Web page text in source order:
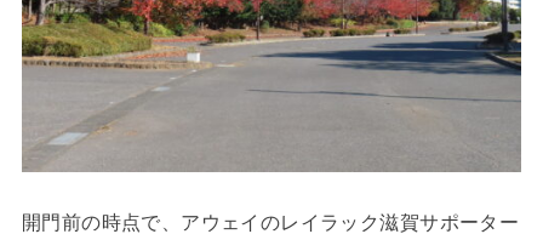
開門前の時点で、アウェイのレイラック滋賀サポーター